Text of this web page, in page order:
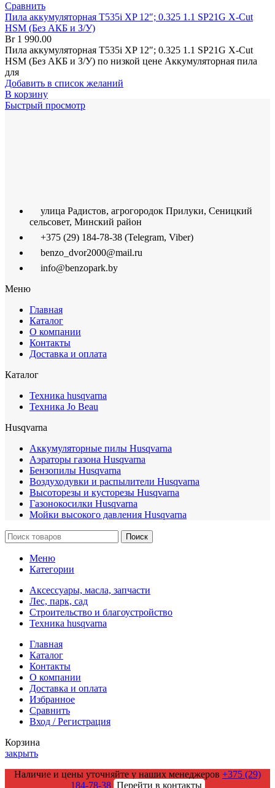
Сравнить
Пила аккумуляторная T535i XP 12″; 0.325 1.1 SP21G X-Cut
HSM (Без АКБ и З/У)
Br1 990.00
Пила аккумуляторная T535i XP 12″; 0.325 1.1 SP21G X-Cut
HSM (Без АКБ и З/У) по низкой цене Аккумуляторная пила
для
Добавить в список желаний
В корзину
Быстрый просмотр
улица Радистов, агрогородок Прилуки, Сеницкий
сельсовет, Минский район
+375 (29) 184-78-38 (Telegram, Viber)
benzo_dvor2000@mail.ru
info@benzopark.by
Меню
Главная
Каталог
О компании
Контакты
Доставка и оплата
Каталог
Техника husqvarna
Техника Jo Beau
Husqvarna
Аккумуляторные пилы Husqvarna
Аэраторы газона Husqvarna
Бензопилы Husqvarna
Воздуходувки и распылители Husqvarna
Высоторезы и кусторезы Husqvarna
Газонокосилки Husqvarna
Мойки высокого давления Husqvarna
Поиск
Меню
Категории
Аксессуары, масла, запчасти
Лес, парк, сад
Строительство и благоустройство
Техника husqvarna
Главная
Каталог
Контакты
О компании
Доставка и оплата
Избранное
Сравнить
Вход / Регистрация
Корзина
закрыть
Наличие и цены уточняйте у наших менеджеров +375 (29)
184-78-38 Перейти в контакты